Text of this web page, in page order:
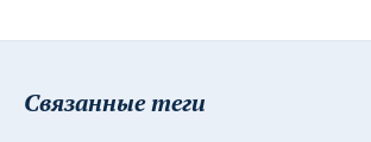
Связанные теги